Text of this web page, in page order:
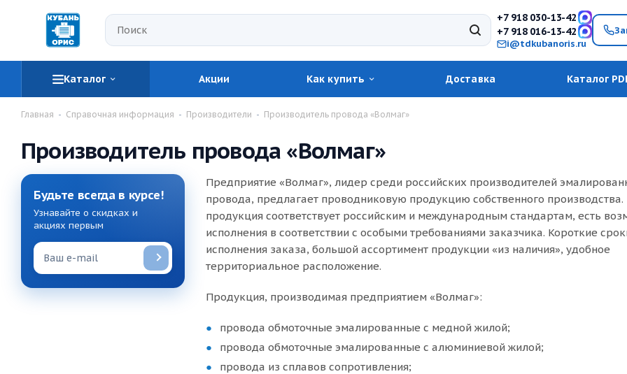
+7 918 030-13-42
+7 918 016-13-42
i@tdkubanoris.ru
Каталог Акции Как купить Доставка Каталог
Главная - Справочная информация - Производители - Производитель провода «Волмаг»
Производитель провода «Волмаг»
Предприятие «Волмаг», лидер среди российских производителей
провода, предлагает проводниковую продукцию собственного производства.
продукция соответствует российским и международным стандартам, есть
исполнения в соответствии с особыми требованиями заказчика. Короткие
исполнения заказа, большой ассортимент продукции «из наличия», удобное
территориальное расположение.
Продукция, производимая предприятием «Волмаг»:
провода обмоточные эмалированные с медной жилой;
провода обмоточные эмалированные с алюминиевой жилой;
провода из сплавов сопротивления;
Будьте всегда в курсе!
Узнавайте о скидках и
акциях первым